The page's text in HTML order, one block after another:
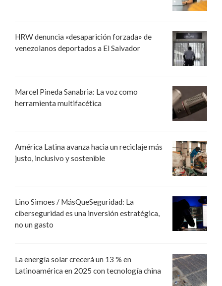
HRW denuncia «desaparición forzada» de
venezolanos deportados a El Salvador
Marcel Pineda Sanabria: La voz como
herramienta multifacética
América Latina avanza hacia un reciclaje más
justo, inclusivo y sostenible
Lino Simoes / MásQueSeguridad: La
ciberseguridad es una inversión estratégica,
no un gasto
La energía solar crecerá un 13 % en
Latinoamérica en 2025 con tecnología china